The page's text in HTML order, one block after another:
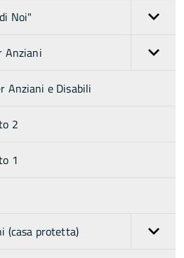
Noi"
Anziani
Anziani e Disabili
2
1
(casa protetta)